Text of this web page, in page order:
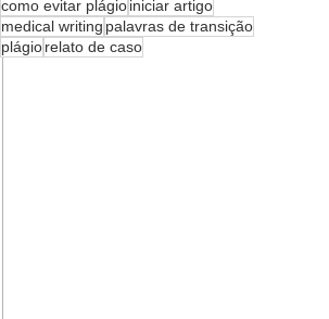
como evitar plágioiniciar artigo
medical writing palavras de transição
plágiorelato de caso